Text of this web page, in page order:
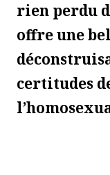
rien perdu
offre une
certitudes